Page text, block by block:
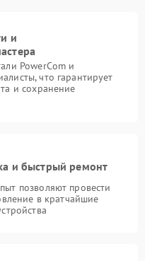
и
PowerCom и
что гарантирует
и сохранение
и быстрый ремонт
позволяют провести
в кратчайшие